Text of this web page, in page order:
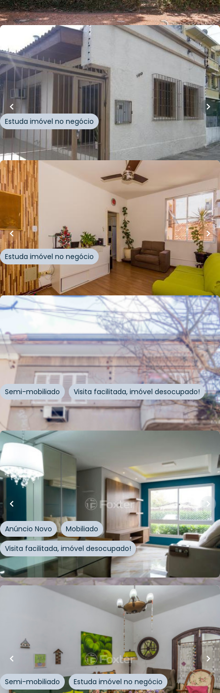
Whatsapp
Cód.173864
R$467.000,00
120m²•3quartos•2banheiros
Casa
Rua Vinte de Setembro
Porto Alegre
Estuda imóvel no negócio
Whatsapp
142340
R$325.000,00
84m² 3 banheiros•0vagas
Apartamento • Edifício Farroupilha
Rua Vinte de Setembro
Azenha, Porto Alegre
Estuda imóvel no negócio
Cód. 222452
810.000,00
272m²•5quartos•3banheiros•4vagas
Casa
Rua Lobo da Costa,Azenha,Porto Alegre
Semi-mobiliado Visita facilitada, imóvel desocupado!
Whatsapp
Cód.
R$500.000,00
495.000,00
71m²•3quartos 2banheiros 1vaga
Apartamento • Way
Avenida Bento Gonçalves,Azenha,Porto Alegre
Anúncio Novo
Mobiliado
Visita facilitada, imóvel desocupado!
Cód.1016930
banheiros • 1
vaga
Casa
Rua General Lima e Silva,Azenha,Porto Alegre
Semi-mobiliado Estuda imóvel no negócio